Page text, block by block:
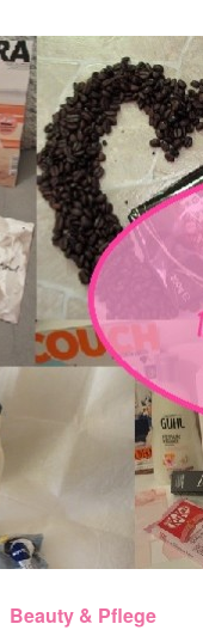
Inhalt wechseln
Beauty & Pflege